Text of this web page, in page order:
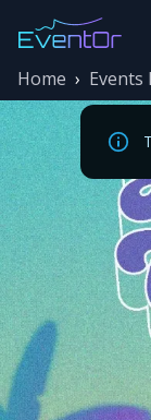
Home › Events